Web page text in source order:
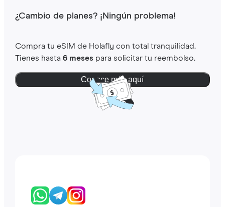
¿Cambio de planes? ¡Ningún problema!
Compra tu eSIM de Holafly con total tranquilidad.
Tienes hasta 6 mesespara solicitar tu reembolso.
Conoce más aquí